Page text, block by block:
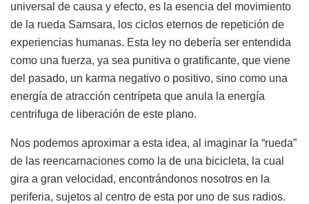
universal de causa y efecto, es la esencia del movimiento
de la rueda Samsara, los ciclos eternos de repetición de
experiencias humanas. Esta ley no debería ser entendida
como una fuerza, ya sea punitiva o gratificante, que viene
del pasado, un karma negativo o positivo, sino como una
energía de atracción centrípeta que anula la energía
centrifuga de liberación de este plano.
Nos podemos aproximar a esta idea, al imaginar la “rueda”
de las reencarnaciones como la de una bicicleta, la cual
gira a gran velocidad, encontrándonos nosotros en la
periferia, sujetos al centro de esta por uno de sus radios.